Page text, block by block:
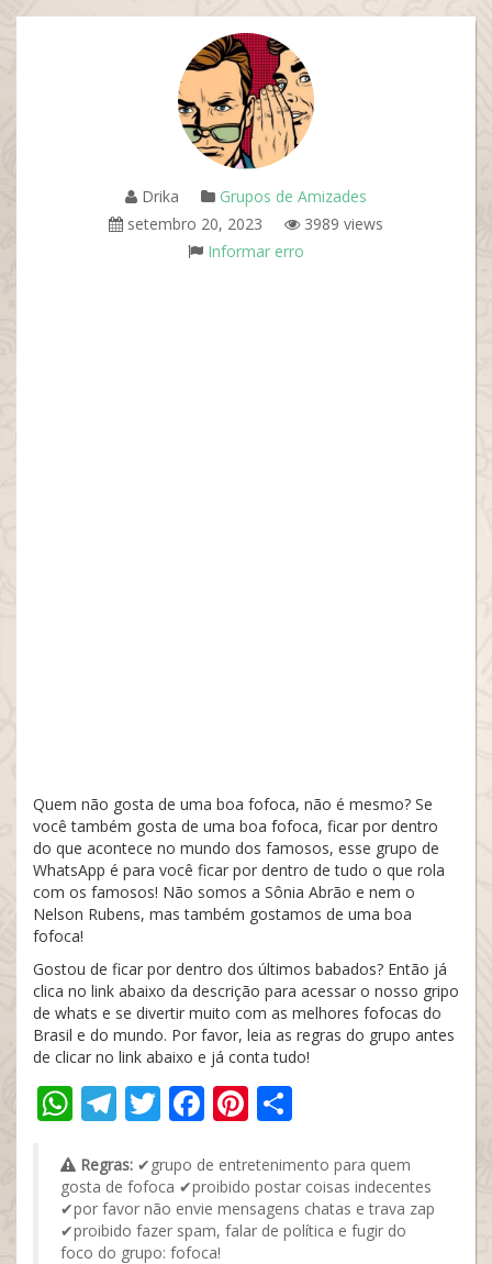
Drika
Grupos de Amizades
setembro 20, 2023
3989 views
Informar erro
Quem não gosta de uma boa fofoca, não é mesmo? Se
você também gosta de uma boa fofoca, ficar por dentro
do que acontece no mundo dos famosos, esse grupo de
WhatsApp é para você ficar por dentro de tudo o que rola
com os famosos! Não somos a Sônia Abrão e nem o
Nelson Rubens, mas também gostamos de uma boa
fofoca!
Gostou de ficar por dentro dos últimos babados? Então já
clica no link abaixo da descrição para acessar o nosso gripo
de whats e se divertir muito com as melhores fofocas do
Brasil e do mundo. Por favor, leia as regras do grupo antes
de clicar no link abaixo e já conta tudo!
WhatsApp
Telegram
Twitter
Facebook
Pinterest
Regras: ✔grupo de entretenimento para quem
gosta de fofoca ✔proibido postar coisas indecentes
✔por favor não envie mensagens chatas e trava zap
✔proibido fazer spam, falar de política e fugir do
foco do grupo: fofoca!